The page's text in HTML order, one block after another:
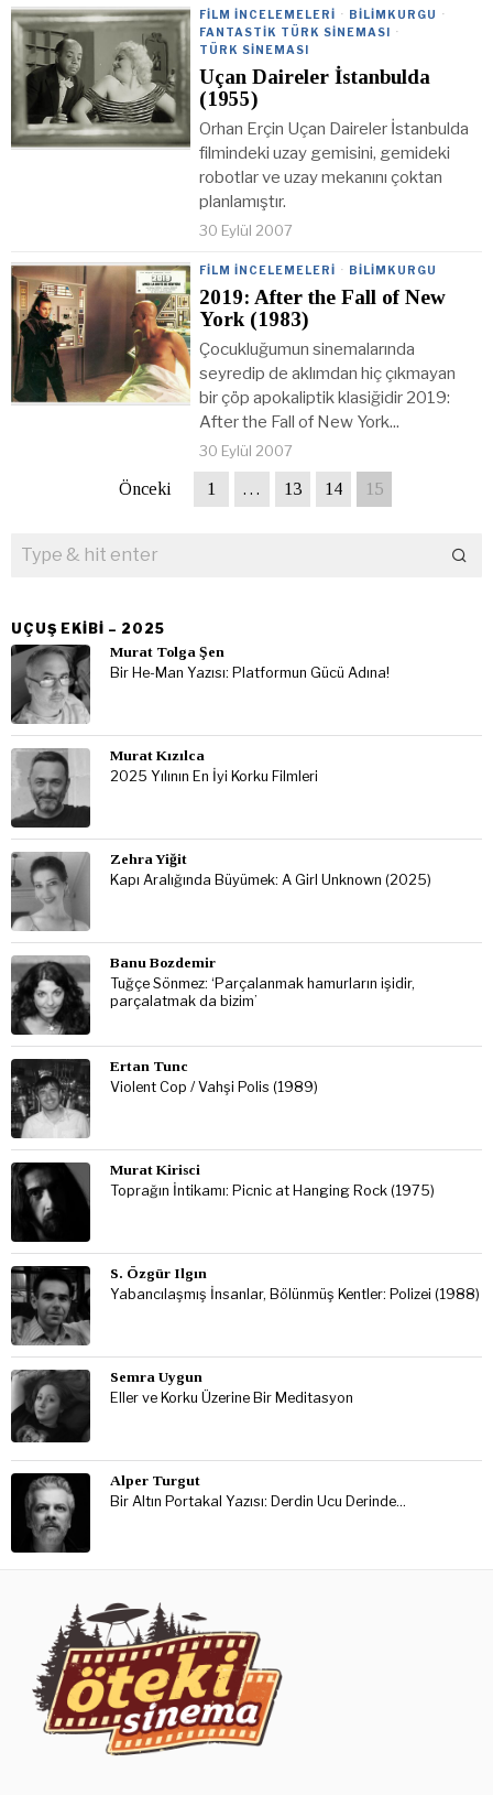
FILM İNCELEMELERI · BILIMKURGU ·
FANTASTIK TÜRK SINEMASI ·
TÜRK SINEMASI
Uçan Daireler İstanbulda
(1955)
Orhan Erçin Uçan Daireler İstanbulda
filmindeki uzay gemisini, gemideki
robotlar ve uzay mekanını çoktan
planlamıştır.
30 Eylül 2007
FILM İNCELEMELERI · BILIMKURGU
2019: After the Fall of New
York (1983)
Çocukluğumun sinemalarında
seyredip de aklımdan hiç çıkmayan
bir çöp apokaliptik klasiğidir 2019:
After the Fall of New York...
30 Eylül 2007
Önceki 1 … 13 14 15
UÇUŞ EKIBI – 2025
Murat Tolga Şen
Bir He-Man Yazısı: Platformun Gücü Adına!
Murat Kızılca
2025 Yılının En İyi Korku Filmleri
Zehra Yiğit
Kapı Aralığında Büyümek: A Girl Unknown (2025)
Banu Bozdemir
Tuğçe Sönmez: ‘Parçalanmak hamurların işidir,
parçalatmak da bizim’
Ertan Tunc
Violent Cop / Vahşi Polis (1989)
Murat Kirisci
Toprağın İntikamı: Picnic at Hanging Rock (1975)
S. Özgür Ilgın
Yabancılaşmış İnsanlar, Bölünmüş Kentler: Polizei (1988)
Semra Uygun
Eller ve Korku Üzerine Bir Meditasyon
Alper Turgut
Bir Altın Portakal Yazısı: Derdin Ucu Derinde…